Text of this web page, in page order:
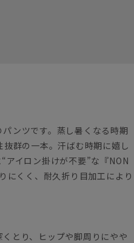
ンツです。蒸し暑くなる時期
群の一本。汗ばむ時期に嬉し
アイロン掛けが不要”な『NON
にくく、耐久折り目加工により
とり、ヒップや脚周りにやや